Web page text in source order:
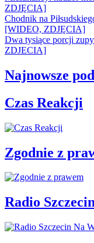
ZDJĘCIA]
Chodnik na
[WIDEO, ZDJĘCIA]
Dwa tysiące porcji
ZDJECIA]
Najnowsze
Czas Reakcji
Zgodnie z
Radio